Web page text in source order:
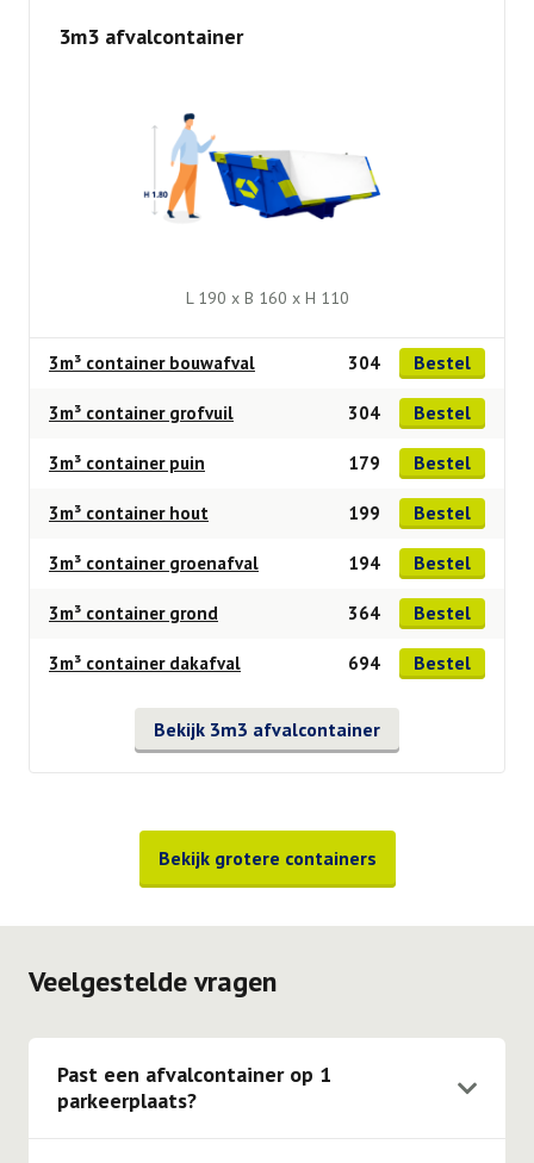
3m3 afvalcontainer
L 190 x B 160 x H 110
3m³ container bouwafval 304 Bestel
3m³ container grofvuil 304 Bestel
3m³ container puin 179 Bestel
3m³ container hout 199 Bestel
3m³ container groenafval 194 Bestel
3m³ container grond 364 Bestel
3m³ container dakafval 694 Bestel
Bekijk 3m3 afvalcontainer
Bekijk grotere containers
Veelgestelde vragen
Past een afvalcontainer op 1
parkeerplaats?